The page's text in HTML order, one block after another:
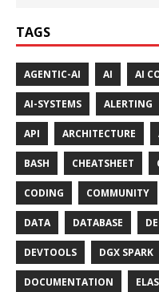
TAGS
AGENTIC-AI AI AI
AI-SYSTEMS ALERTING
API ARCHITECTURE
BASH CHEATSHEET
CODING COMMUNITY
DATA DATABASE
DEVTOOLS DGX SPARK
DOCUMENTATION